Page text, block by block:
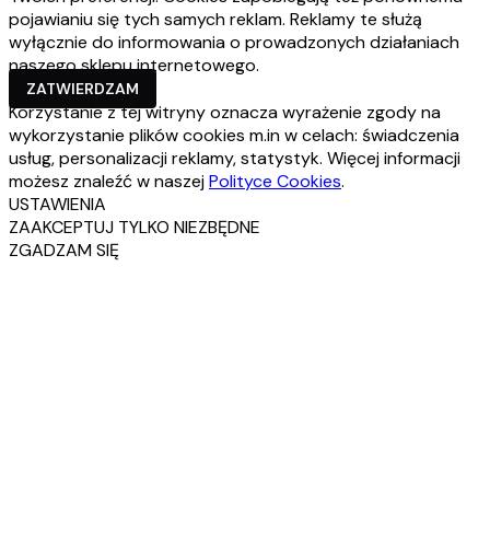
pojawianiu się tych samych reklam. Reklamy te służą
wyłącznie do informowania o prowadzonych działaniach
naszego sklepu internetowego.
ZATWIERDZAM
Korzystanie z tej witryny oznacza wyrażenie zgody na
wykorzystanie plików cookies m.in w celach: świadczenia
usług, personalizacji reklamy, statystyk. Więcej informacji
możesz znaleźć w naszejPolityce Cookies.
USTAWIENIA
ZAAKCEPTUJ TYLKO NIEZBĘDNE
ZGADZAM SIĘ